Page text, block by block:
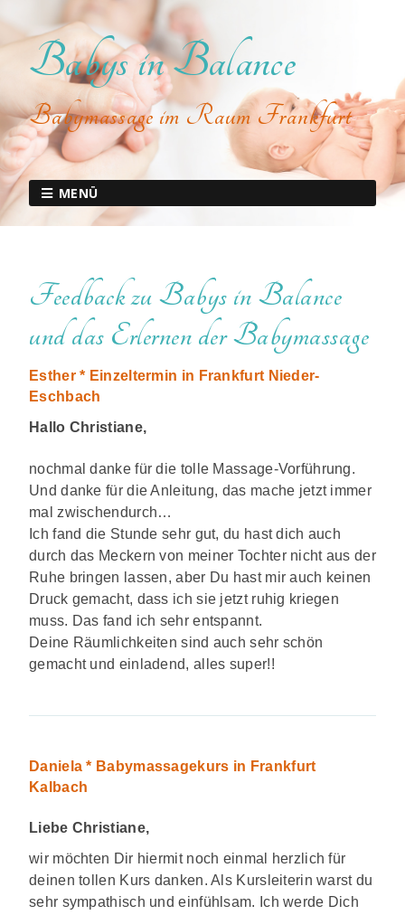
Babys in Balance
Babymassage im Raum Frankfurt
MENÜ
Feedback zu Babys in Balance
und das Erlernen der Babymassage
Esther * Einzeltermin in Frankfurt Nieder-
Eschbach
Hallo Christiane,
nochmal danke für die tolle Massage-Vorführung.
Und danke für die Anleitung, das mache jetzt immer
mal zwischendurch…
Ich fand die Stunde sehr gut, du hast dich auch
durch das Meckern von meiner Tochter nicht aus der
Ruhe bringen lassen, aber Du hast mir auch keinen
Druck gemacht, dass ich sie jetzt ruhig kriegen
muss. Das fand ich sehr entspannt.
Deine Räumlichkeiten sind auch sehr schön
gemacht und einladend, alles super!!
Daniela * Babymassagekurs in Frankfurt
Kalbach
Liebe Christiane,
wir möchten Dir hiermit noch einmal herzlich für
deinen tollen Kurs danken. Als Kursleiterin warst du
sehr sympathisch und einfühlsam. Ich werde Dich